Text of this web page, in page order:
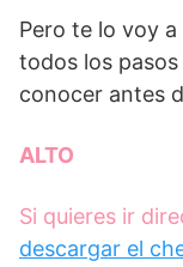
Pero te lo voy
todos los
conocer antes
ALTO
Si quieres ir
descargar el